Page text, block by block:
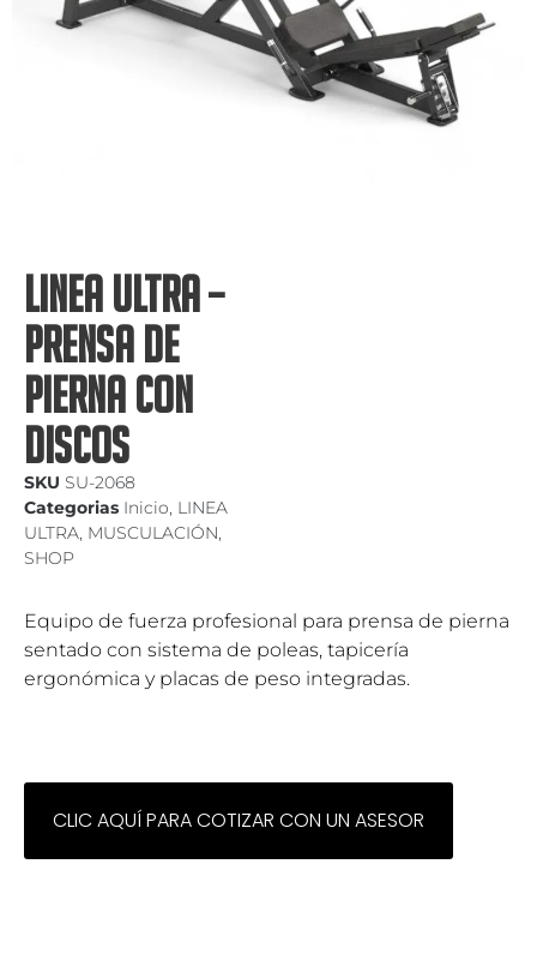
LINEA ULTRA –
PRENSA DE
PIERNA CON
DISCOS
SKU SU-2068
Categorias Inicio, LINEA
ULTRA, MUSCULACIÓN,
SHOP
Equipo de fuerza profesional para prensa de pierna
sentado con sistema de poleas, tapicería
ergonómica y placas de peso integradas.
CLIC AQUÍ PARA COTIZAR CON UN ASESOR